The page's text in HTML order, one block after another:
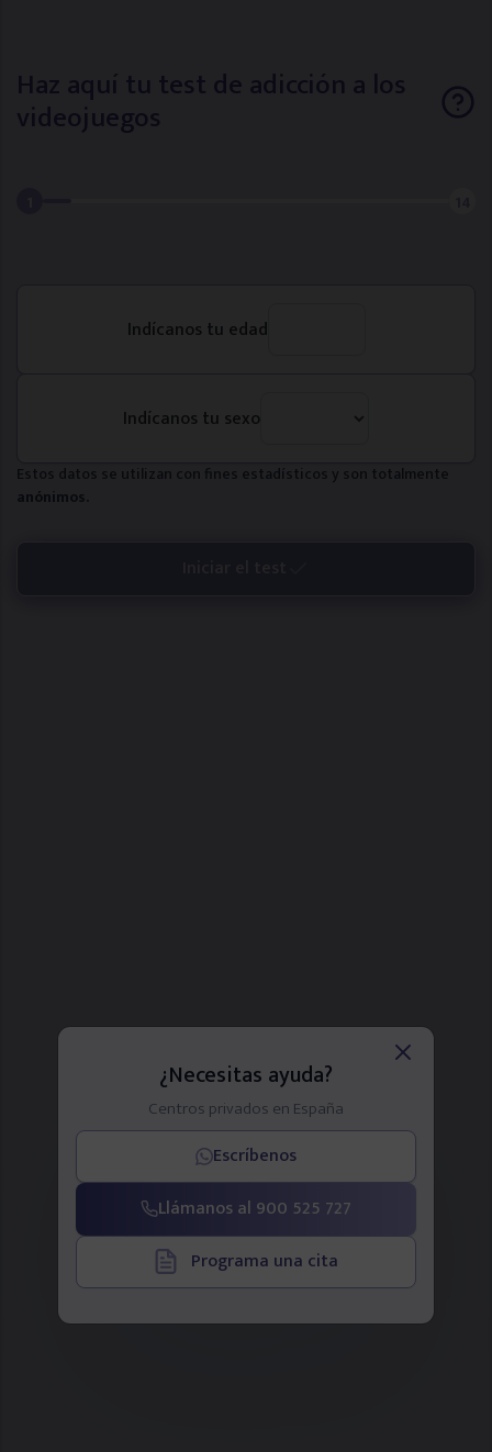
Haz aquí tu test de adicción a los
videojuegos
Indícanos tu edad
Indícanos tu sexo
Estos datos se utilizan con fines estadísticos y son totalmente
anónimos.
¿Necesitas ayuda?
Centros privados en España
Escríbenos
Llámanos al 900 525 727
Programa una cita